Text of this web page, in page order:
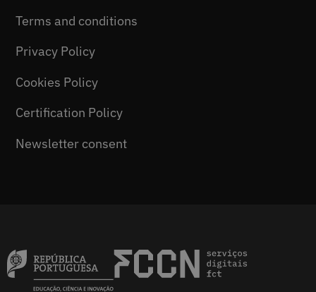
Terms and conditions
Privacy Policy
Cookies Policy
Certification Policy
Newsletter consent